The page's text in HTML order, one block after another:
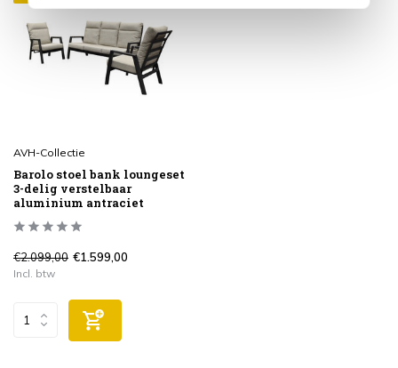
AVH-Collectie
Barolo stoel bank loungeset
3-delig verstelbaar
aluminium antraciet
€2.099,00 €1.599,00
Incl. btw